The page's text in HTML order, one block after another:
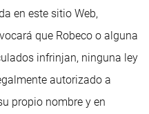
en este sitio Web,
que Robeco o alguna
infrinjan, ninguna ley
autorizado a
propio nombre y en